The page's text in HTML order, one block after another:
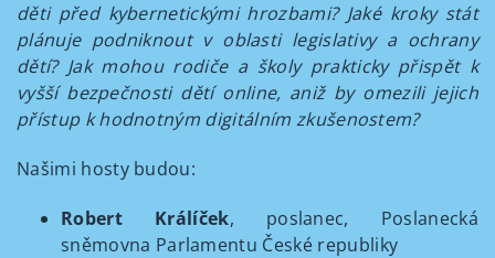
děti před kybernetickými hrozbami? Jaké kroky stát
plánuje podniknout v oblasti legislativy a ochrany
dětí? Jak mohou rodiče a školy prakticky přispět k
vyšší bezpečnosti dětí online, aniž by omezili jejich
přístup k hodnotným digitálním zkušenostem?
Našimi hosty budou:
Robert Králíček, poslanec, Poslanecká
sněmovna Parlamentu České republiky